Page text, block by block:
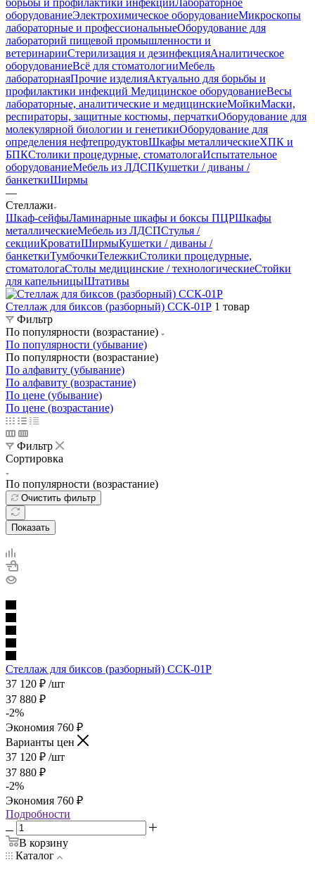
оборудованиеЭлектрохимическое оборудованиеМикроскопы
лабораторные и профессиональныеОборудование для
лабораторий пищевой промышленности и
ветеринарииСтерилизация и дезинфекцияАналитическое
оборудованиеВсё для стоматологииМебель
лабораторнаяПрочие изделияАктуально для борьбы и
профилактики инфекций Медицинское оборудованиеВесы
лабораторные, аналитические и медицинскиеМойкиМаски,
респираторы, защитные костюмы, перчаткиОборудование для
молекулярной биологии и генетикиОборудование для
определения нефтепродуктовШкафы металлическиеХПК и
БПКСтолики процедурные, стоматологаИспытательное
оборудованиеМебель из ЛДСПКушетки / диваны /
банкеткиШирмы
—
Стеллажи
Шкаф-сейфыЛаминарные шкафы и боксы ПЦРШкафы
металлическиеМебель из ЛДСПСтулья /
секцииКроватиШирмыКушетки / диваны /
банкеткиТумбочкиТележкиСтолики процедурные,
стоматологаСтолы медицинские / технологическиеСтойки
для капельницыШтативы
Стеллаж для биксов (разборный) ССК-01Р 1 товар
Фильтр
По популярности (возрастание)
По популярности (убывание)
По популярности (возрастание)
По алфавиту (убывание)
По алфавиту (возрастание)
По цене (убывание)
По цене (возрастание)
Фильтр
Сортировка
По популярности (возрастание)
Очистить фильтр
Показать
Стеллаж для биксов (разборный) ССК-01Р
37 120 ₽ /шт
37 880 ₽
-2%
Экономия 760 ₽
Варианты цен
37 120 ₽ /шт
37 880 ₽
-2%
Экономия 760 ₽
Подробности
В корзину
Каталог